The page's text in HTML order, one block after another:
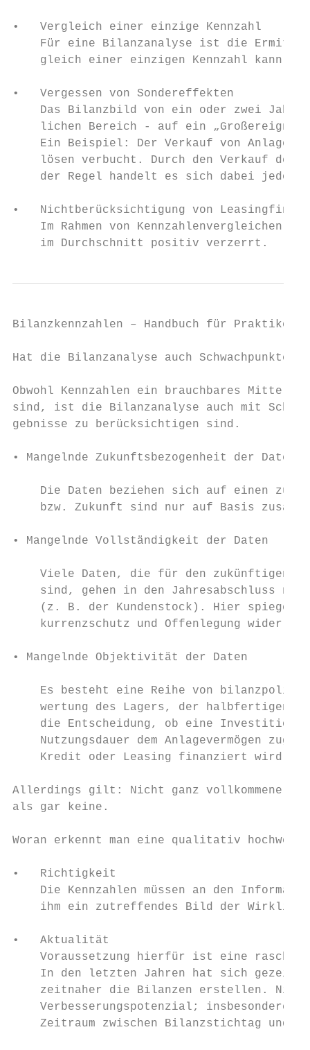
•   Vergleich einer einzige Kennzahl
Für eine Bilanzanalyse ist die
gleich einer einzigen Kennzahl kann
•   Vergessen von Sondereffekten
Das Bilanzbild von ein oder zwei
lichen Bereich - auf ein
Ein Beispiel: Der Verkauf von
lösen verbucht. Durch den Verkauf des
der Regel handelt es sich dabei jedoch
•   Nichtberücksichtigung von
Im Rahmen von Kennzahlenvergleichen
    im Durchschnitt positiv verzerrt.
Bilanzkennzahlen – Handbuch für Praktiker
Hat die Bilanzanalyse auch Schwachpunkte?
Obwohl Kennzahlen ein brauchbares
sind, ist die Bilanzanalyse auch mit
gebnisse zu berücksichtigen sind.
• Mangelnde Zukunftsbezogenheit der Daten
Die Daten beziehen sich auf einen
bzw. Zukunft sind nur auf Basis
• Mangelnde Vollständigkeit der Daten
Viele Daten, die für den zukünftigen
sind, gehen in den Jahresabschluss
(z. B. der Kundenstock). Hier
    kurrenzschutz und Offenlegung wider.
• Mangelnde Objektivität der Daten
Es besteht eine Reihe von
wertung des Lagers, der halbfertigen
die Entscheidung, ob eine Investition
Nutzungsdauer dem Anlagevermögen
Kredit oder Leasing finanziert wird,
Allerdings gilt: Nicht ganz vollkommene
als gar keine.
Woran erkennt man eine qualitativ
•   Richtigkeit
Die Kennzahlen müssen an den
ihm ein zutreffendes Bild der
•   Aktualität
Voraussetzung hierfür ist eine rasche
In den letzten Jahren hat sich
zeitnaher die Bilanzen erstellen.
Verbesserungspotenzial; insbesondere
Zeitraum zwischen Bilanzstichtag und